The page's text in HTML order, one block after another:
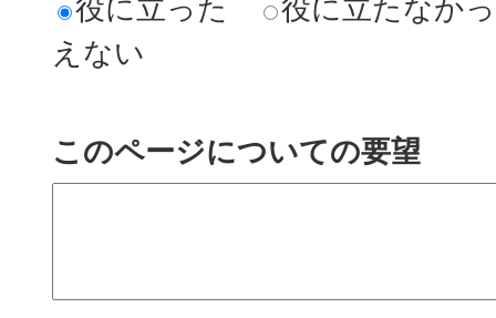
役に立った
役に立たなか
えない
このページについての要望